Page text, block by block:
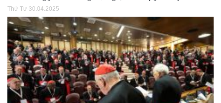
Thứ Tư 30.04.2025